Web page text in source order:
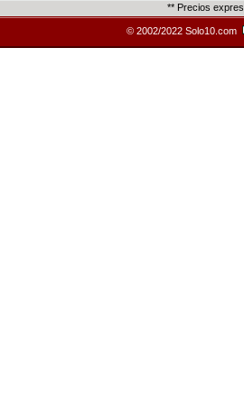
** Precios
© 2002/2022 Solo10.com